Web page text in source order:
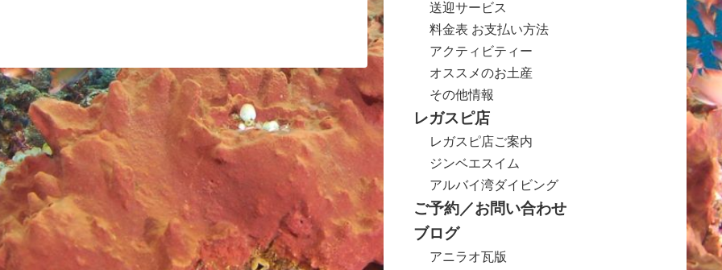
送迎サービス
料金表 お支払い方法
アクティビティー
オススメのお土産
その他情報
レガスピ店
レガスピ店ご案内
ジンベエスイム
アルバイ湾ダイビング
ご予約／お問い合わせ
ブログ
アニラオ瓦版